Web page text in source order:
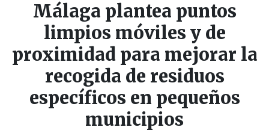
Málaga plantea puntos
limpios móviles y de
proximidad para mejorar la
recogida de residuos
específicos en pequeños
municipios